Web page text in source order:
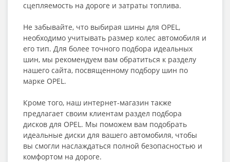
сцепляемость на дороге и затраты топлива.
Не забывайте, что выбирая шины для OPEL,
необходимо учитывать размер колес автомобиля и
его тип. Для более точного подбора идеальных
шин, мы рекомендуем вам обратиться к разделу
нашего сайта, посвященному подбору шин по
марке OPEL.
Кроме того, наш интернет-магазин также
предлагает своим клиентам раздел подбора
дисков для OPEL. Мы поможем вам подобрать
идеальные диски для вашего автомобиля, чтобы
вы смогли наслаждаться полной безопасностью и
комфортом на дороге.